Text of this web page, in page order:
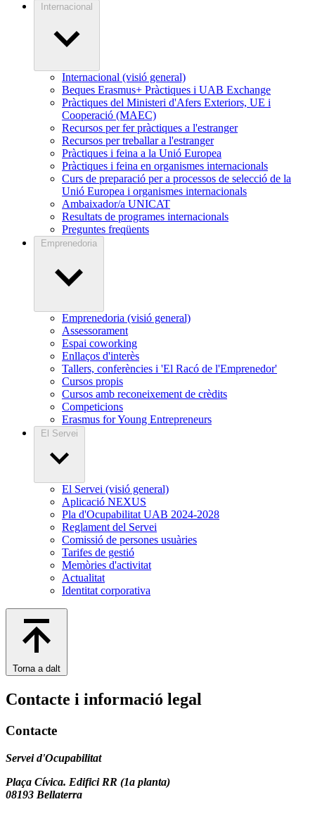
Internacional
Internacional (visió general)
Beques Erasmus+ Pràctiques i UAB Exchange
Pràctiques del Ministeri d'Afers Exteriors, UE i
Cooperació (MAEC)
Recursos per fer pràctiques a l'estranger
Recursos per treballar a l'estranger
Pràctiques i feina a la Unió Europea
Pràctiques i feina en organismes internacionals
Curs de preparació per a processos de selecció de la
Unió Europea i organismes internacionals
Ambaixador/a UNICAT
Resultats de programes internacionals
Preguntes freqüents
Emprenedoria
Emprenedoria (visió general)
Assessorament
Espai coworking
Enllaços d'interès
Tallers, conferències i 'El Racó de l'Emprenedor'
Cursos propis
Cursos amb reconeixement de crèdits
Competicions
Erasmus for Young Entrepreneurs
El Servei
El Servei (visió general)
Aplicació NEXUS
Pla d'Ocupabilitat UAB 2024-2028
Reglament del Servei
Comissió de persones usuàries
Tarifes de gestió
Memòries d'activitat
Actualitat
Identitat corporativa
Torna a dalt
Contacte i informació legal
Contacte
Servei d'Ocupabilitat
Plaça Cívica. Edifici RR (1a planta)
08193 Bellaterra